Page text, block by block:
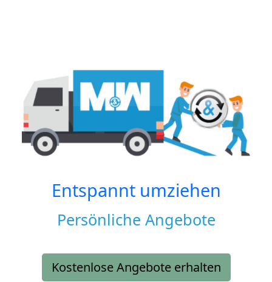
Entspannt umziehen
Persönliche Angebote
Kostenlose Angebote erhalten